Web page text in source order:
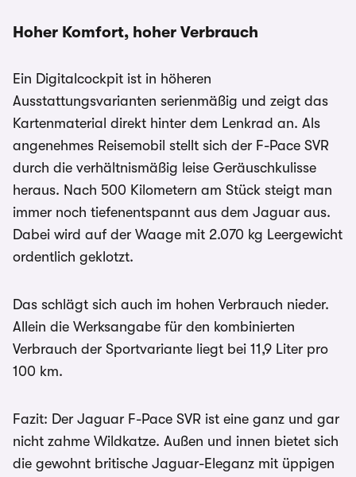
Hoher Komfort, hoher Verbrauch
Ein Digitalcockpit ist in höheren
Ausstattungsvarianten serienmäßig und zeigt das
Kartenmaterial direkt hinter dem Lenkrad an. Als
angenehmes Reisemobil stellt sich der F-Pace SVR
durch die verhältnismäßig leise Geräuschkulisse
heraus. Nach 500 Kilometern am Stück steigt man
immer noch tiefenentspannt aus dem Jaguar aus.
Dabei wird auf der Waage mit 2.070 kg Leergewicht
ordentlich geklotzt.
Das schlägt sich auch im hohen Verbrauch nieder.
Allein die Werksangabe für den kombinierten
Verbrauch der Sportvariante liegt bei 11,9 Liter pro
100 km.
Fazit: Der Jaguar F-Pace SVR ist eine ganz und gar
nicht zahme Wildkatze. Außen und innen bietet sich
die gewohnt britische Jaguar-Eleganz mit üppigen